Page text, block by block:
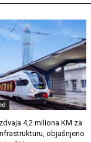
4,2 miliona KM za
objašnjeno